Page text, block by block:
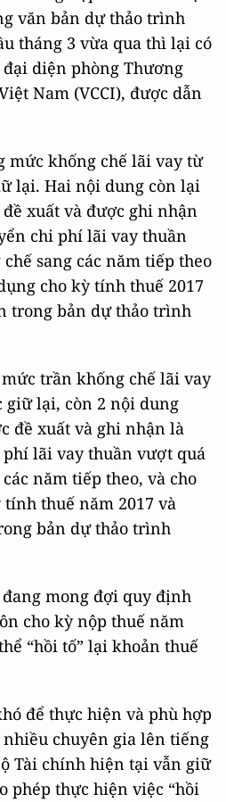
văn bản dự thảo trình
tháng 3 vừa qua thì lại có
diện phòng Thương
Nam (VCCI), được dẫn
mức khống chế lãi vay từ
lại. Hai nội dung còn lại
xuất và được ghi nhận
chi phí lãi vay thuần
sang các năm tiếp theo
cho kỳ tính thuế 2017
trong bản dự thảo trình
trần khống chế lãi vay
giữ lại, còn 2 nội dung
đề xuất và ghi nhận là
phí lãi vay thuần vượt quá
năm tiếp theo, và cho
thuế năm 2017 và
bản dự thảo trình
mong đợi quy định
cho kỳ nộp thuế năm
“hồi tố” lại khoản thuế
để thực hiện và phù hợp
chuyên gia lên tiếng
Tài chính hiện tại vẫn giữ
phép thực hiện việc “hồi